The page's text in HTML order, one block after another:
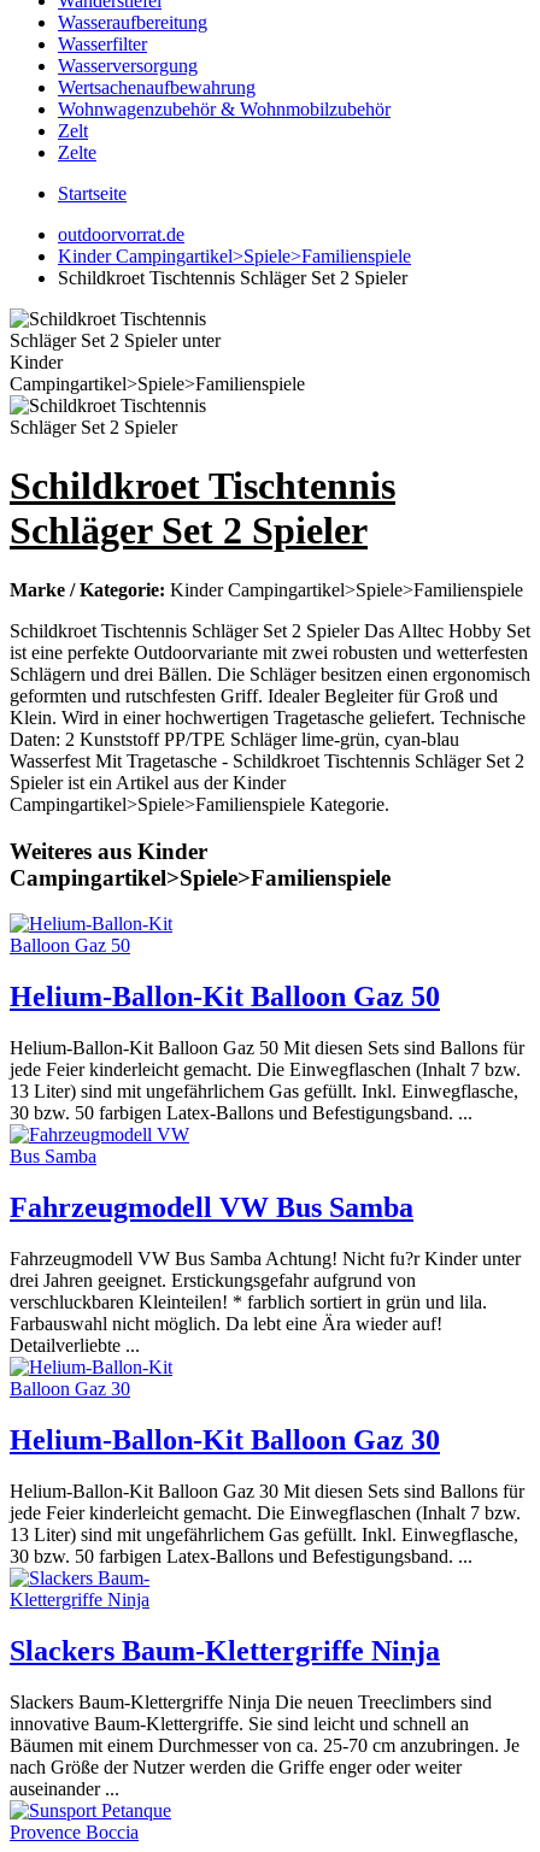
Wasseraufbereitung
Wasserfilter
Wasserversorgung
Wertsachenaufbewahrung
Wohnwagenzubehör & Wohnmobilzubehör
Zelt
Zelte
Startseite
outdoorvorrat.de
Kinder Campingartikel>Spiele>Familienspiele
Schildkroet Tischtennis Schläger Set 2 Spieler
Schildkroet Tischtennis
Schläger Set 2 Spieler
Marke / Kategorie: Kinder Campingartikel>Spiele>Familienspiele
Schildkroet Tischtennis Schläger Set 2 Spieler Das Alltec Hobby Set
ist eine perfekte Outdoorvariante mit zwei robusten und wetterfesten
Schlägern und drei Bällen. Die Schläger besitzen einen ergonomisch
geformten und rutschfesten Griff. Idealer Begleiter für Groß und
Klein. Wird in einer hochwertigen Tragetasche geliefert. Technische
Daten: 2 Kunststoff PP/TPE Schläger lime-grün, cyan-blau
Wasserfest Mit Tragetasche - Schildkroet Tischtennis Schläger Set 2
Spieler ist ein Artikel aus der Kinder
Campingartikel>Spiele>Familienspiele Kategorie.
Weiteres aus Kinder
Campingartikel>Spiele>Familienspiele
Helium-Ballon-Kit Balloon Gaz 50
Helium-Ballon-Kit Balloon Gaz 50 Mit diesen Sets sind Ballons für
jede Feier kinderleicht gemacht. Die Einwegflaschen (Inhalt 7 bzw.
13 Liter) sind mit ungefährlichem Gas gefüllt. Inkl. Einwegflasche,
30 bzw. 50 farbigen Latex-Ballons und Befestigungsband. ...
Fahrzeugmodell VW Bus Samba
Fahrzeugmodell VW Bus Samba Achtung! Nicht fu?r Kinder unter
drei Jahren geeignet. Erstickungsgefahr aufgrund von
verschluckbaren Kleinteilen! * farblich sortiert in grün und lila.
Farbauswahl nicht möglich. Da lebt eine Ära wieder auf!
Detailverliebte ...
Helium-Ballon-Kit Balloon Gaz 30
Helium-Ballon-Kit Balloon Gaz 30 Mit diesen Sets sind Ballons für
jede Feier kinderleicht gemacht. Die Einwegflaschen (Inhalt 7 bzw.
13 Liter) sind mit ungefährlichem Gas gefüllt. Inkl. Einwegflasche,
30 bzw. 50 farbigen Latex-Ballons und Befestigungsband. ...
Slackers Baum-Klettergriffe Ninja
Slackers Baum-Klettergriffe Ninja Die neuen Treeclimbers sind
innovative Baum-Klettergriffe. Sie sind leicht und schnell an
Bäumen mit einem Durchmesser von ca. 25-70 cm anzubringen. Je
nach Größe der Nutzer werden die Griffe enger oder weiter
auseinander ...